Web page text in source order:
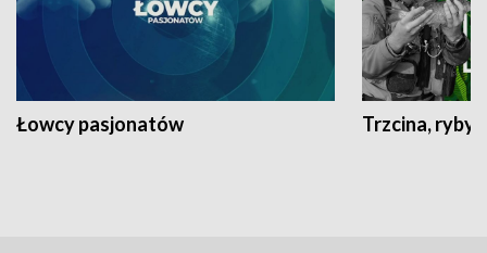
Łowcy pasjonatów Trzcina, ryby